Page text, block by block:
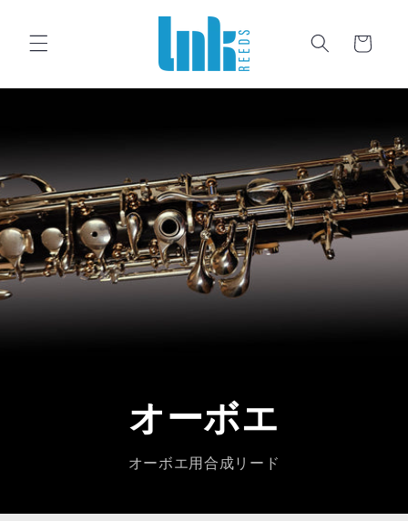
カート
オーボエ
オーボエ用合成リード